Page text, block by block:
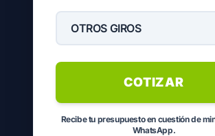
COTIZAR
Recibe tu presupuesto en cuestión de
WhatsApp.